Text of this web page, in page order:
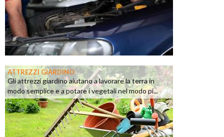
ATTREZZI GIARDINO
Gli attrezzi giardino aiutano a lavorare la terra in
modo semplice e a potare i vegetali nel modo pi...